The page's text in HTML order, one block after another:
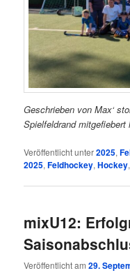
Geschrieben von Max‘
Spielfeldrand mitgefiebert
Veröffentlicht unter2025,
2025,Feldhockey,Hockey
mixU12:
Veröffentlicht am29.